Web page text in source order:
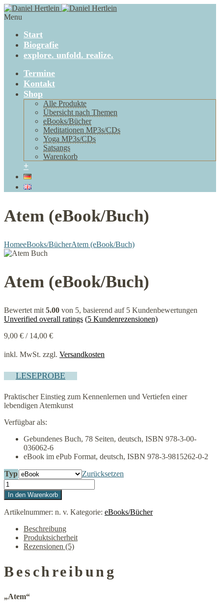
Menu
Start
Biografie
explore. unfold. realize.
Termine
Kontakt
Shop
Alle Produkte
Übersicht nach Themen
eBooks/Bücher
Meditationen MP3s/CDs
Yoga MP3s/CDs
Satsangs
Warenkorb
+
Atem (eBook/Buch)
HomeeBooks/BücherAtem (eBook/Buch)
Atem (eBook/Buch)
Bewertet mit 5.00 von 5, basierend auf 5 Kundenbewertungen
Unverified overall ratings (5 Kundenrezensionen)
9,00 € / 14,00 €
inkl. MwSt. zzgl. Versandkosten
LESEPROBE
Praktischer Einstieg zum Kennenlernen und Vertiefen einer
lebendigen Atemkunst
Verfügbar als:
Gebundenes Buch, 78 Seiten, deutsch, ISBN 978-3-00-
036062-6
eBook im ePub Format, deutsch, ISBN 978-3-9815262-0-2
Typ Zurücksetzen
In den Warenkorb
Artikelnummer: n. v. Kategorie: eBooks/Bücher
Beschreibung
Produktsicherheit
Rezensionen (5)
Beschreibung
„Atem“